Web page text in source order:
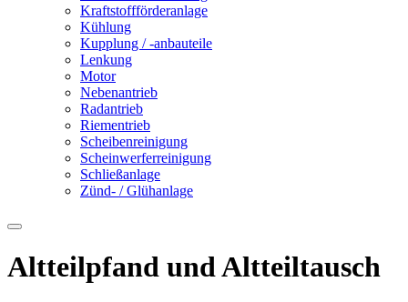
Kraftstoffförderanlage
Kühlung
Kupplung / -anbauteile
Lenkung
Motor
Nebenantrieb
Radantrieb
Riementrieb
Scheibenreinigung
Scheinwerferreinigung
Schließanlage
Zünd- / Glühanlage
Altteilpfand und Altteiltausch